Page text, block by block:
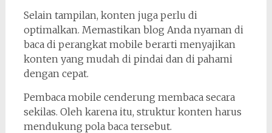
Selain tampilan, konten juga perlu di
optimalkan. Memastikan blog Anda nyaman di
baca di perangkat mobile berarti menyajikan
konten yang mudah di pindai dan di pahami
dengan cepat.
Pembaca mobile cenderung membaca secara
sekilas. Oleh karena itu, struktur konten harus
mendukung pola baca tersebut.